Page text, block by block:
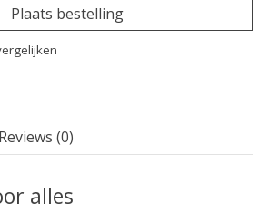
Plaats bestelling
Reviews (0)
alles